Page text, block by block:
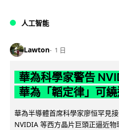
人工智能
Lawton 1 日
華為科學家警告
華為「韜定律」可
華為半導體首席科學家廖恒罕見
NVIDIA 等西方晶片巨頭正逼近